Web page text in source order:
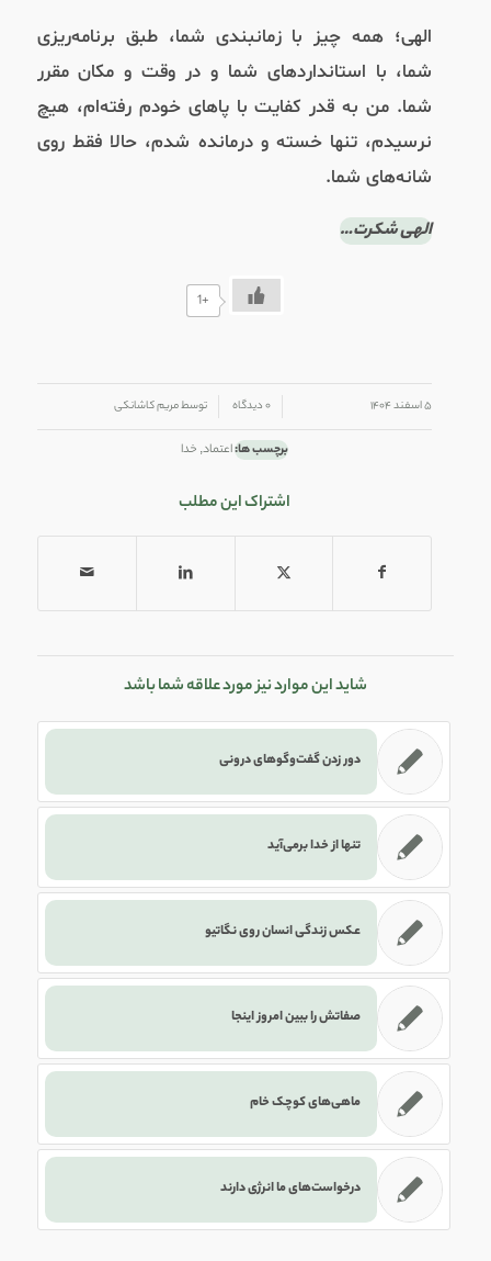
الهی؛ همه چیز با زمانبندی شما، طبق برنامه‌ریزی
شما، با استانداردهای شما و ‌در وقت و مکان مقرر
شما. من به قدر کفایت با پاهای خودم رفته‌ام، هیچ
نرسیدم، تنها خسته و درمانده شدم، حالا فقط روی
شانه‌های شما.
الهی شکرت…
+1
۵ اسفند ۱۴۰۴ ۰ دیدگاه توسطمریم کاشانکی
برچسب ها:اعتماد, خدا
اشتراک این مطلب
شاید این موارد نیز مورد علاقه شما باشد
دور زدن گفت‌و‌گوهای درونی
تنها از خدا برمی‌آید
عکس زندگی انسان روی نگاتیو
صفاتش را ببین امروز اینجا
ماهی‌های کوچک خام
درخواست‌های ما انرژی دارند